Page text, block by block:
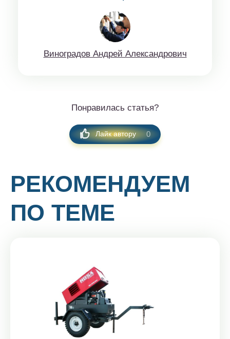
Винoгрaдов Aндрeй Aлексaндрoвич
Понравилась статья?
Лайк автору 0
РЕКОМЕНДУЕМ
ПО ТЕМЕ